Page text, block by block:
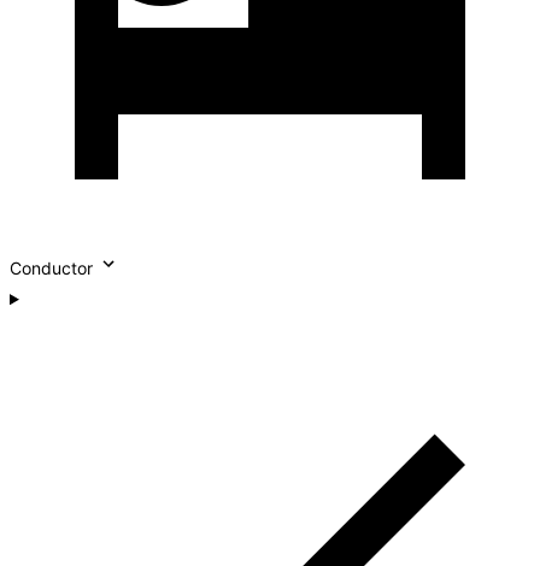
Conductor